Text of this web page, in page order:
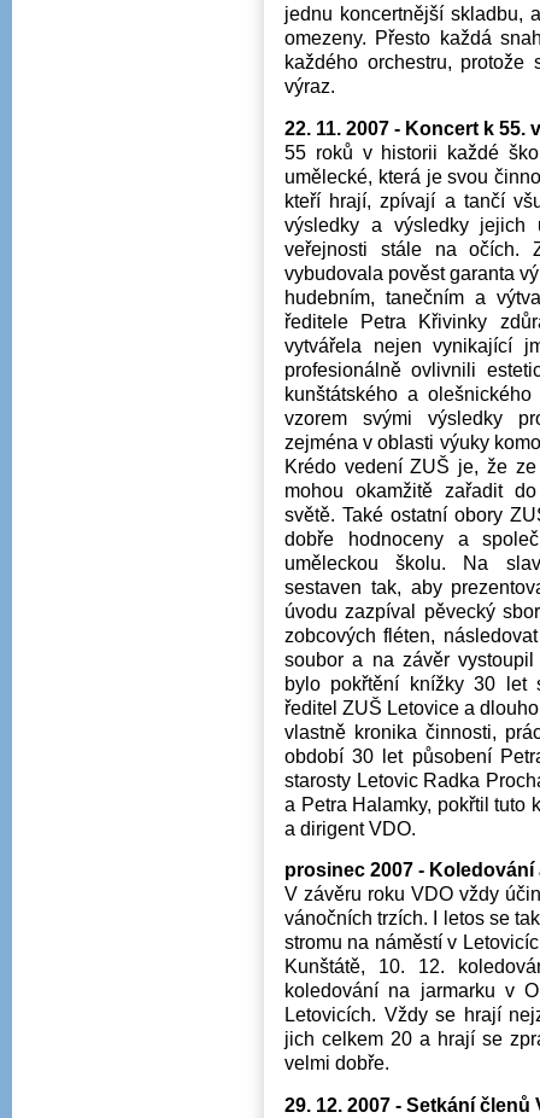
jednu koncertnější skladbu,
omezeny. Přesto každá
každého orchestru,
výraz.
22. 11. 2007 - Koncert k 55.
55 roků v historii každé
umělecké, která je svou
kteří hrají, zpívají a tančí
výsledky a výsledky jejich
veřejnosti stále na očích.
vybudovala pověst garanta
hudebním, tanečním a
ředitele Petra Křivinky
vytvářela nejen vynikající
profesionálně ovlivnili
kunštátského a
vzorem svými výsledky
zejména v oblasti výuky
Krédo vedení ZUŠ je, že
mohou okamžitě zařadit
světě. Také ostatní obory
dobře hodnoceny a
uměleckou školu. Na
sestaven tak, aby
úvodu zazpíval pěvecký
zobcových fléten,
soubor a na závěr
bylo pokřtění knížky 30 let
ředitel ZUŠ Letovice a
vlastně kronika činnosti,
období 30 let působení
starosty Letovic Radka
a Petra Halamky, pokřtil tuto
a dirigent VDO.
prosinec 2007 -
V závěru roku VDO vždy
vánočních trzích. I letos se
stromu na náměstí v
Kunštátě, 10. 12.
koledování na jarmarku v
Letovicích. Vždy se hrají
jich celkem 20 a hrají se
velmi dobře.
29. 12. 2007 - Setkání